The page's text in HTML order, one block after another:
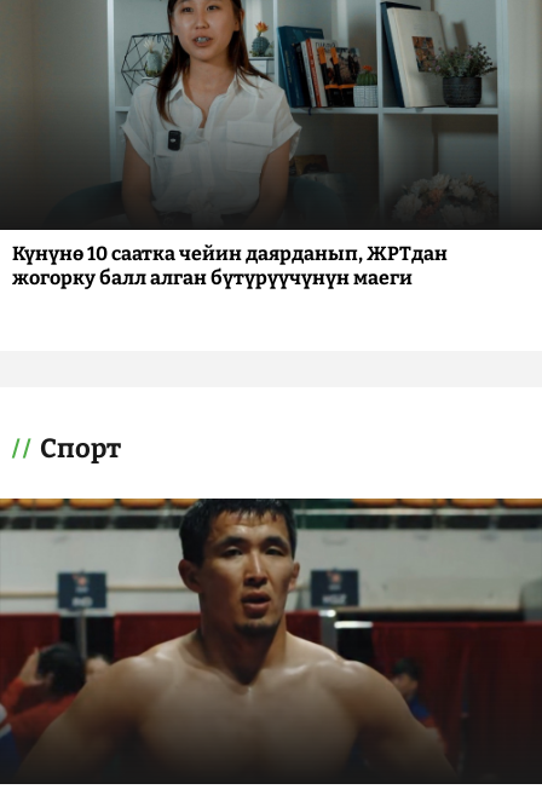
Күнүнө 10 саатка чейин даярданып, ЖРТдан
жогорку балл алган бүтүрүүчүнүн маеги
Спорт